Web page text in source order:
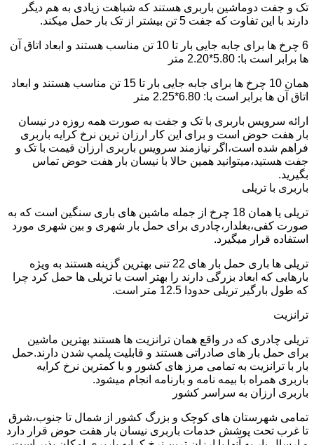
تک و جفت دوماشین باربری هستند که شباهت زیادی به هم دیگر
دارند با این تفاوت که جفت 5 تن بیشتر از تک بار حمل میکند.
6 چرخ ها برای جابه جایی بار تا 10 تن مناسب هستند و ابعاد اتاق آن
ها برابر است با: 5.80*2.20 متر
همان 10 چرخ ها برای جابه جایی بار تا 15 تن مناسب هستند و ابعاد
اتاق آن ها برابر است با: 6.80*2.25 متر
ارائه سرویس باربری با تک و جفت به صورت همه روزه در نیسان
بار هفت حوض است و برای این کار ارزان ترین نرخ کرایه باربری
فراهم شده است،اگر نیازمند سرویس باربری ارزان قیمت با تک و
جفت هستید،میتوانید همین حالا با نیسان بار هفت حوض تماس
بگیرید.
باربری با تریلی
تریلی یا همان 18 چرخ از جمله ماشین های باری سنگین است که به
صورت کفی،بغلدار،چادری برای حمل بار شهری و بین شهری مورد
استفاده قرار میگیرد.
تریلی ها باری حمل بار های 22 تنی بهترین گزینه هستند به ویژه
بارهایی که ابعاد بزرگی دارند را بهتر است با تریلی ها حمل کرد چرا
که طول بارگیر تریلی حدودا 12.5 متر است.
ترانزیت
تریلی چادری که در واقع همان ترانزیت ها هستند بهترین ماشین
برای حمل بار های صادراتی هستند و قابلیت پلمپ شدن دارند.حمل
بار با ترانزیت به تمامی مرز های کشور و با کمترین نرخ کرایه
باربری همراه با بیمه نامه و بارنامه انجام میشود.
باربری ارزان به سراسر کشور
تمامی شهرستان های کوچک و بزرگ کشور از شمال تا جنوب،شرق
تا غرب تحت پوشش خدمات باربری نیسان بار هفت حوض قرار دارد